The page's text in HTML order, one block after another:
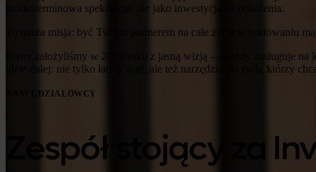
krótkoterminowa spekulacja, ale jako inwestycja na pokolenia.
To nasza misja: być Twoim partnerem na całe życie w budowaniu
Invity założyliśmy w 2019 roku z jasną wizją — każdy zasługuje
idzie dalej: nie tylko łatwy start, ale też narzędzia dla tych, którzy
NASI UDZIAŁOWCY
Zespół stojący za